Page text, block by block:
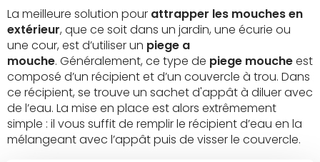
La meilleure solution pour attrapper les mouches en
extérieur, que ce soit dans un jardin, une écurie ou
une cour, est d’utiliser un piege a
mouche. Généralement, ce type de piege moucheest
composé d’un récipient et d’un couvercle à trou. Dans
ce récipient, se trouve un sachet d'appât à diluer avec
de l’eau. La mise en place est alors extrêmement
simple : il vous suffit de remplir le récipient d’eau en la
mélangeant avec l’appât puis de visser le couvercle.